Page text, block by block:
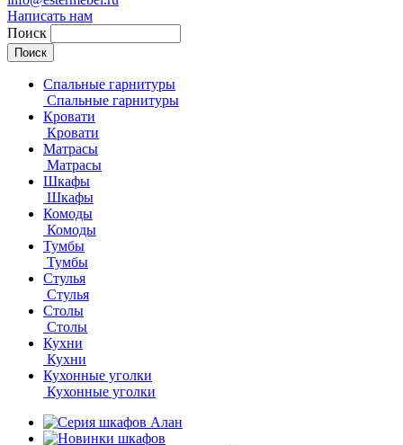
Написать нам
Поиск
Спальные гарнитуры
Спальные гарнитуры
Кровати
Кровати
Матрасы
Матрасы
Шкафы
Шкафы
Комоды
Комоды
Тумбы
Тумбы
Стулья
Стулья
Столы
Столы
Кухни
Кухни
Кухонные уголки
Кухонные уголки